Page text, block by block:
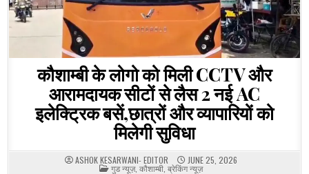
कौशाम्बी के लोगो को मिली CCTV और
आरामदायक सीटों से लैस 2 नई AC
इलेक्ट्रिक बसें,छात्रों और व्यापारियों को
मिलेगी सुविधा
ASHOK KESARWANI- EDITOR JUNE 25, 2026
POSTED
गुड न्यूज़, कौशाम्बी ,ब्रेकिंग न्यूज़